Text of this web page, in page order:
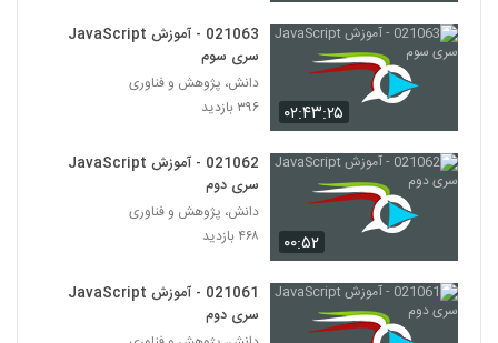
۰۲:۴۳:۲۵
021063 - آموزش JavaScript
سری سوم
دانش، پژوهش و فناوری
۳۹۶ بازدید
۰۰:۵۲
021062 - آموزش JavaScript
سری دوم
دانش، پژوهش و فناوری
۴۶۸ بازدید
021061 - آموزش JavaScript
سری دوم